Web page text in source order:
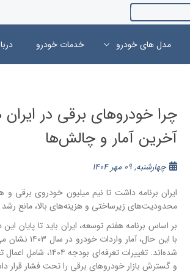
مدل های خودرو خدمات خودرو
چرا خودروهای برقی در ایران
آخرین آمار و چالش‌ها
چهارشنبه, 09 مهر 1404
ایران برنامه داشت تا نیم میلیون خودروی برقی و
محدودیت‌های زیرساختی و هزینه‌های بالا، مانع
بر اساس برنامه هفتم توسعه، ایران باید تا پایان
و گسترش بازار خودروهای برقی را تحت فشار قرار